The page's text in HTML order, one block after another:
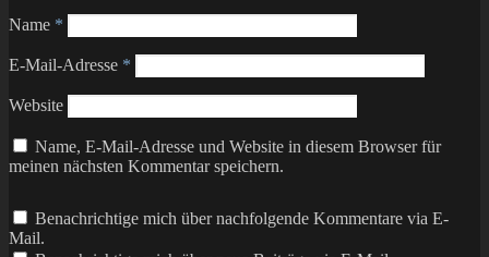
Name *
E-Mail-Adresse *
Website
Name, E-Mail-Adresse und Website in diesem Browser für
meinen nächsten Kommentar speichern.
Benachrichtige mich über nachfolgende Kommentare via E-
Mail.